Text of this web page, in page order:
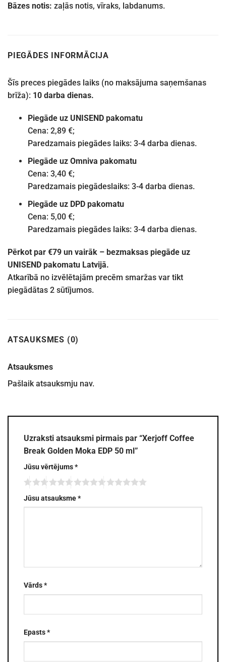
Bāzes notis: zaļās notis, vīraks, labdanums.
PIEGĀDES INFORMĀCIJA
Šīs preces piegādes laiks (no maksājuma saņemšanas
brīža): 10 darba dienas.
Piegāde uz UNISEND pakomatu
Cena: 2,89 €;
Paredzamais piegādes laiks: 3-4 darba dienas.
Piegāde uz Omniva pakomatu
Cena: 3,40 €;
Paredzamais piegādeslaiks: 3-4 darba dienas.
Piegāde uz DPD pakomatu
Cena: 5,00 €;
Paredzamais piegādes laiks: 3-4 darba dienas.
Pērkot par €79 un vairāk – bezmaksas piegāde uz
UNISEND pakomatu Latvijā.
Atkarībā no izvēlētajām precēm smaržas var tikt
piegādātas 2 sūtījumos.
ATSAUKSMES (0)
Atsauksmes
Pašlaik atsauksmju nav.
Uzraksti atsauksmi pirmais par “Xerjoff Coffee
Break Golden Moka EDP 50 ml”
Jūsu vērtējums*
Jūsu atsauksme*
Vārds*
Epasts*